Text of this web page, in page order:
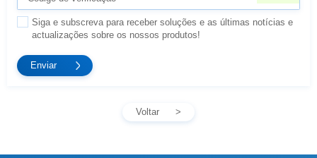
actualizações sobre os nossos produtos!
Voltar